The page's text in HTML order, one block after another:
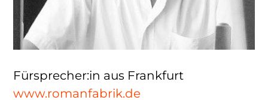
Fürsprecher:in aus Frankfurt
www.romanfabrik.de